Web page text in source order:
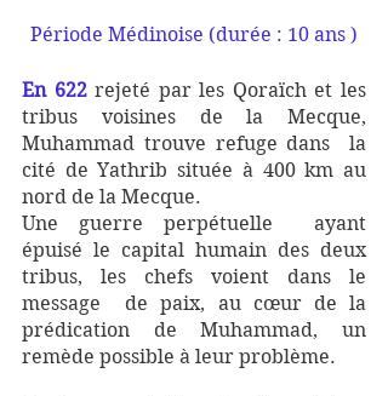
Période Médinoise (durée : 10 ans )
En 622 rejeté par les Qoraïch et les
tribus voisines de la Mecque,
Muhammad trouve refuge dans  la
cité de Yathrib située à 400 km au
nord de la Mecque.
Une guerre perpétuelle  ayant
épuisé le capital humain des deux
tribus, les chefs voient dans le
message  de paix, au cœur de la
prédication de Muhammad, un
remède possible à leur problème.